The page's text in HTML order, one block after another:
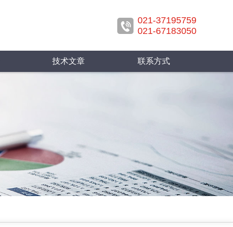
021-37195759
021-67183050
技术文章 联系方式